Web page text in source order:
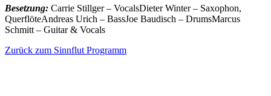
Besetzung: Carrie Stillger – VocalsDieter Winter – Saxophon,
QuerflöteAndreas Urich – BassJoe Baudisch – DrumsMarcus
Schmitt – Guitar & Vocals
Zurück zum Sinnflut Programm